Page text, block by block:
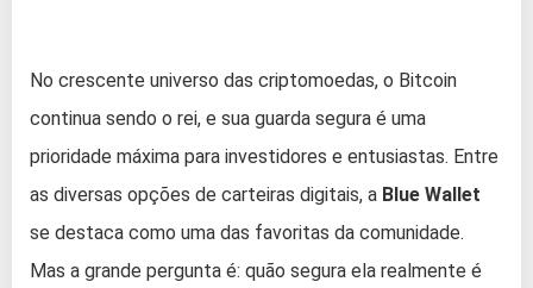
No crescente universo das criptomoedas, o Bitcoin
continua sendo o rei, e sua guarda segura é uma
prioridade máxima para investidores e entusiastas. Entre
as diversas opções de carteiras digitais, a Blue Wallet
se destaca como uma das favoritas da comunidade.
Mas a grande pergunta é: quão segura ela realmente é